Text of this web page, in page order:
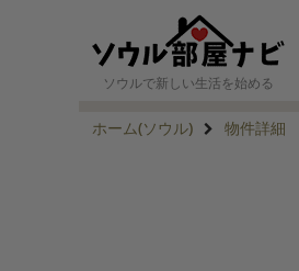
ソウルで新しい生活を始める
ホーム(ソウル) 物件詳細